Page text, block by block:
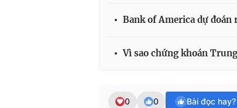
Bank of America dự đoán
Vì sao chứng khoán
0 0 Bài đọc